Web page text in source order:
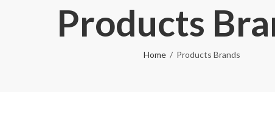
Products
Home Products Brands